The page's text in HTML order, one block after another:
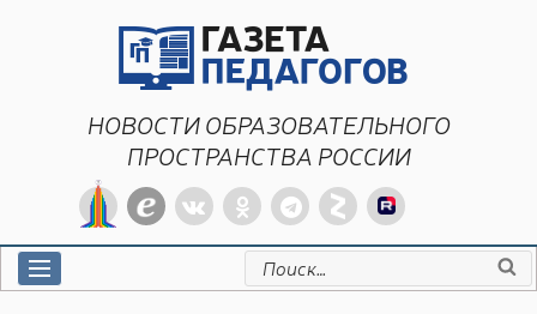
НОВОСТИ ОБРАЗОВАТЕЛЬНОГО
ПРОСТРАНСТВА РОССИИ
Искать: